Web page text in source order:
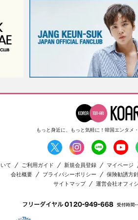
もっと身近に、もっと気軽に！ 韓国エンタメ
て ご利用ガイド 新規会員登録 マイページ
会社概要
プライバシーポリシー 保険勧誘方
サイトマップ
運営会社オフィ